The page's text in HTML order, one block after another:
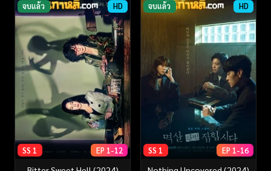
จบแล้ว HD
SS 1 EP 1-12
จบแล้ว HD
SS 1 EP 1-16